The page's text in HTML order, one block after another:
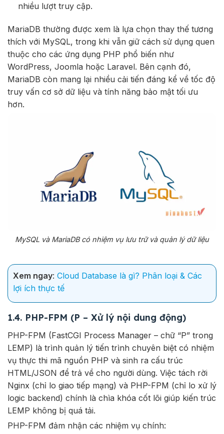
nhiều lượt truy cập.
MariaDB thường được xem là lựa chọn thay thế tương
thích với MySQL, trong khi vẫn giữ cách sử dụng quen
thuộc cho các ứng dụng PHP phổ biến như
WordPress, Joomla hoặc Laravel. Bên cạnh đó,
MariaDB còn mang lại nhiều cải tiến đáng kể về tốc độ
truy vấn cơ sở dữ liệu và tính năng bảo mật tối ưu
hơn.
MySQL và MariaDB có nhiệm vụ lưu trữ và quản lý dữ liệu
Xem ngay: Cloud Database là gì? Phân loại & Các
lợi ích thực tế
1.4. PHP-FPM (P – Xử lý nội dung động)
PHP-FPM (FastCGI Process Manager – chữ “P” trong
LEMP) là trình quản lý tiến trình chuyên biệt có nhiệm
vụ thực thi mã nguồn PHP và sinh ra cấu trúc
HTML/JSON để trả về cho người dùng. Việc tách rời
Nginx (chỉ lo giao tiếp mạng) và PHP-FPM (chỉ lo xử lý
logic backend) chính là chìa khóa cốt lõi giúp kiến trúc
LEMP không bị quá tải.
PHP-FPM đảm nhận các nhiệm vụ chính: